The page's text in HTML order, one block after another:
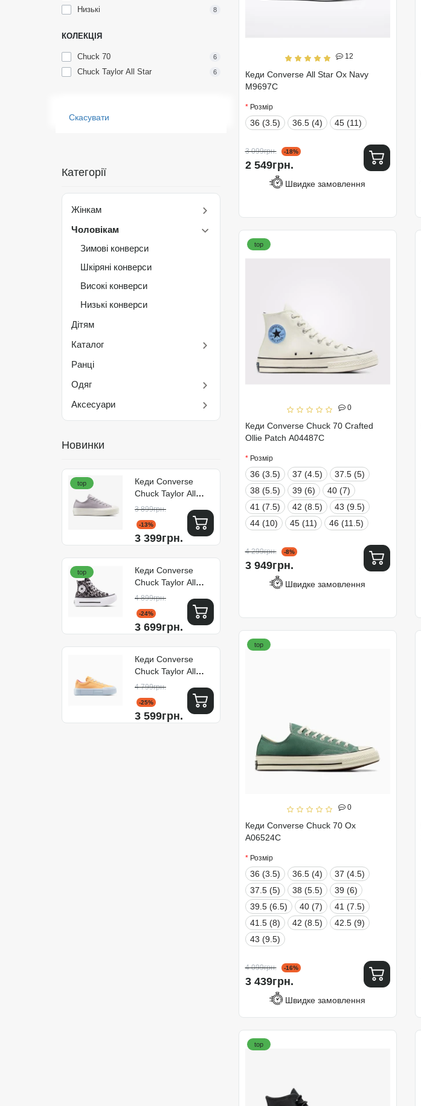
Низькі 8
КОЛЕКЦІЯ
Chuck 70 6
Chuck Taylor All Star 6
Скасувати
Категорії
Жінкам
Чоловікам
Зимові конверси
Шкіряні конверси
Високі конверси
Низькі конверси
Дітям
Каталог
Ранці
Одяг
Аксесуари
Новинки
top
Кеди Converse
Chuck Taylor All
Star Lift Platform
Colorful Suede
A15532C
3 899грн.
-13%
3 399грн.
top
Кеди Converse
Chuck Taylor All
Star Lift Double
Stack Platform
Leopard A15162C
4 899грн.
-24%
3 699грн.
Кеди Converse
Chuck Taylor All
Star Cruise
4 799грн.
-25%
3 599грн.
12
Кеди Converse All Star Ox Navy
M9697C
Розмір
36 (3.5) 36.5 (4) 45 (11)
3 099грн. -18%
2 549грн.
Швидке замовлення
0
Кеди Converse Chuck 70 Crafted
Ollie Patch A04487C
top
Розмір
36 (3.5) 37 (4.5)
37.5 (5)
38 (5.5)
39 (6)
40 (7)
41 (7.5)
42 (8.5)
43 (9.5)
44 (10)
45 (11) 46 (11.5)
4 299грн. -8%
3 949грн.
Швидке замовлення
0
Кеди Converse Chuck 70 Ox
A06524C
top
Розмір
36 (3.5) 36.5 (4)
37 (4.5)
37.5 (5)
38 (5.5)
39 (6)
39.5 (6.5)
40 (7)
41 (7.5)
41.5 (8)
42 (8.5)
42.5 (9)
43 (9.5)
4 099грн. -16%
3 439грн.
Швидке замовлення
top